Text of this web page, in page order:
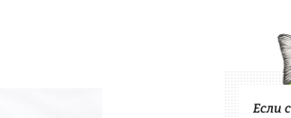
Если